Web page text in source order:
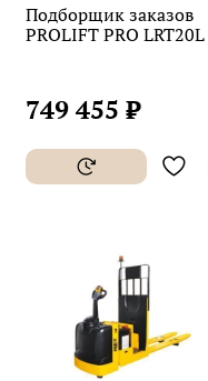
Подборщик заказов
PROLIFT PRO LRT20L
749 455 ₽